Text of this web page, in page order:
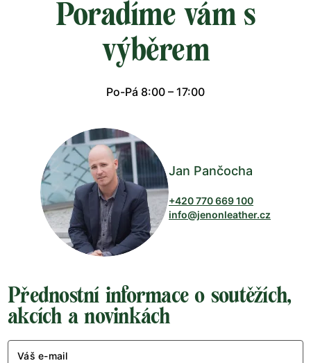
Poradíme vám s
výběrem
Po-Pá 8:00 – 17:00
Jan Pančocha
+420 770 669 100
info@jenonleather.cz
Přednostní informace o soutěžích,
akcích a novinkách
Váš e-mail